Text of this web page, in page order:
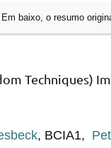
Em baixo, o resumo
Techniques)
, BCIA1,